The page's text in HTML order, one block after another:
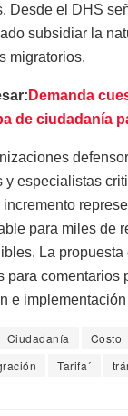
Desde el DHS
subsidiar la
migratorios.
Demanda
de ciudadanía
y especialistas
para miles de
La propuesta
para comentarios
e
Ciudadanía Costo
Tarifa´